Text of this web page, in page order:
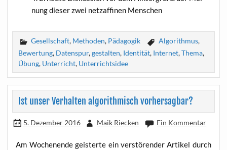
nung die­ser zwei netz­af­fi­nen Menschen
Gesellschaft, Methoden, Pädagogik Algorithmus,
Bewertung, Datenspur,gestalten, Identität, Internet,Thema,
Übung, Unterricht, Unterrichtsidee
Ist unser Verhalten algorithmisch vorhersagbar?
5. Dezember 2016 Maik Riecken Ein Kommentar
Am Wochen­en­de geis­ter­te ein ver­stö­ren­der Arti­kel durch